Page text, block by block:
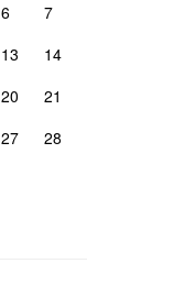
6
7
13
14
20
21
27
28